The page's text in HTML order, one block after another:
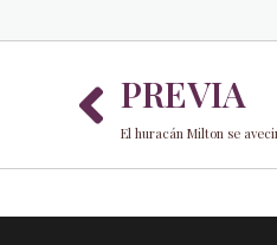
Prev
PREVIA
El huracán Milton se